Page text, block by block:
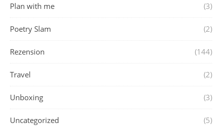
Plan with me (3)
Poetry Slam (2)
Rezension (144)
Travel (2)
Unboxing (3)
Uncategorized (5)